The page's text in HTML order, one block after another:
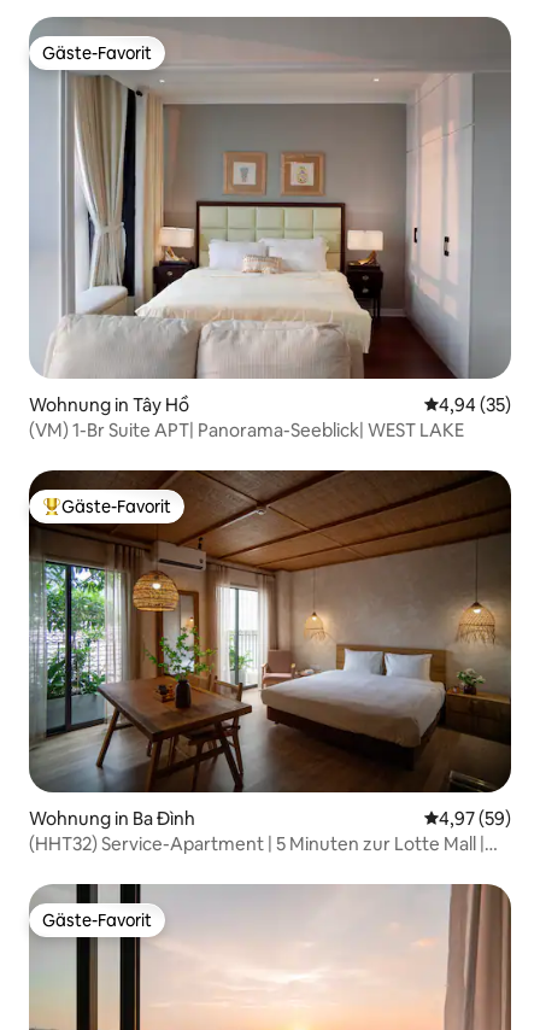
Gäste-Favorit
Gäste-Favorit
Wohnung in Tây Hồ
4,94 (35)
(VM) 1-Br Suite APT| Panorama-Seeblick| WEST LAKE
Beliebter Gäste-Favorit.
Gäste-Favorit
Wohnung in Ba Đình
4,97 (59)
(HHT32) Service-Apartment | 5 Minuten zur Lotte Mall |
Gäste-Favorit
Gäste-Favorit